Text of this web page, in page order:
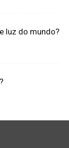
luz do mundo?